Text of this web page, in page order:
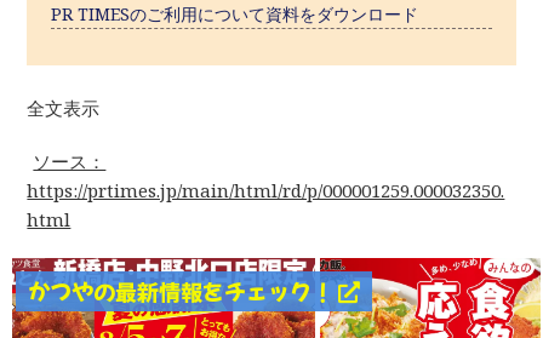
PR TIMESのご利用について資料をダウンロード
全文表示
ソース：
https://prtimes.jp/main/html/rd/p/000001259.000032350.
html
かつやの最新情報をチェック！